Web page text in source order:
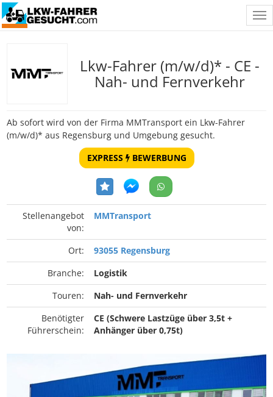
Lkw-Fahrer (m/w/d)* - CE -
Nah- und Fernverkehr
Ab sofort wird von der Firma MMTransport ein Lkw-Fahrer
(m/w/d)* aus Regensburg und Umgebung gesucht.
EXPRESS BEWERBUNG
Stellenangebot
von:
MMTransport
Ort:
93055 Regensburg
Branche:
Logistik
Touren:
Nah- und Fernverkehr
Benötigter
Führerschein:
CE (Schwere Lastzüge über 3,5t +
Anhänger über 0,75t)